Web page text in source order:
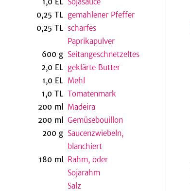
0,25 TL gemahlener Pfeffer
0,25 TL scharfes
Paprikapulver
600 g Seitangeschnetzeltes
2,0 EL geklärte Butter
1,0 EL Mehl
1,0 TL Tomatenmark
200 ml
Madeira
200 ml
Gemüsebouillon
200 g Saucenzwiebeln,
blanchiert
180 ml
Rahm, oder
Sojarahm
Salz